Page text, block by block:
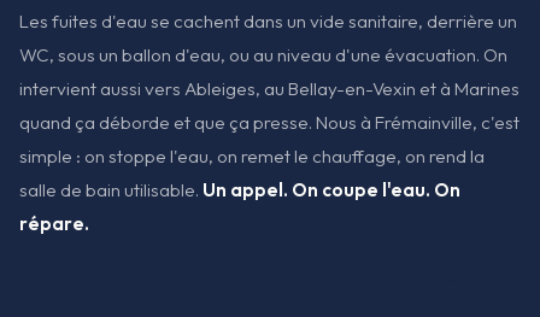
Les fuites d'eau se cachent dans un vide sanitaire, derrière un
WC, sous un ballon d'eau, ou au niveau d'une évacuation. On
intervient aussi vers Ableiges, au Bellay-en-Vexin et à Marines
quand ça déborde et que ça presse. Nous à Frémainville, c'est
simple : on stoppe l'eau, on remet le chauffage, on rend la
salle de bain utilisable. Un appel. On coupe l'eau. On
répare.